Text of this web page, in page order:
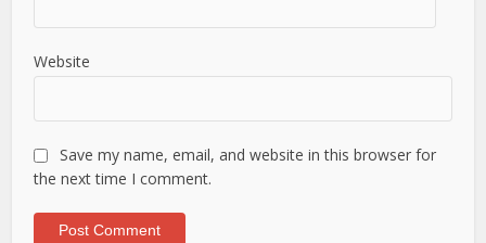
Website
Save my name, email, and website in this browser for
the next time I comment.